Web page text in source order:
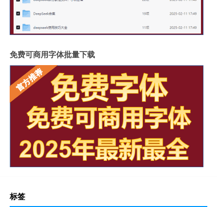
免费可商用字体批量下载
标签